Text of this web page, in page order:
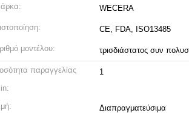
WECERA
CE, FDA, ISO13485
μοντέλου: τρισδιάστατος συν
παραγγελίας
1
Διαπραγματεύσιμα